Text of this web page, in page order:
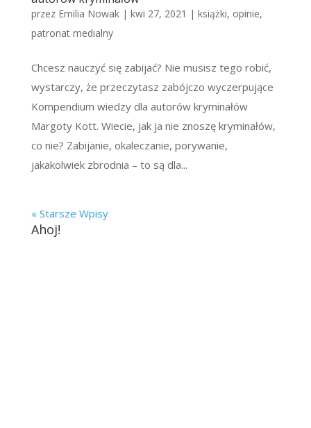
przez Emilia Nowak| kwi 27, 2021 | książki, opinie,
patronat medialny
Chcesz nauczyć się zabijać? Nie musisz tego robić,
wystarczy, że przeczytasz zabójczo wyczerpujące
Kompendium wiedzy dla autorów kryminałów
Margoty Kott. Wiecie, jak ja nie znoszę kryminałów,
co nie? Zabijanie, okaleczanie, porywanie,
jakakolwiek zbrodnia – to są dla...
« Starsze Wpisy
Ahoj!